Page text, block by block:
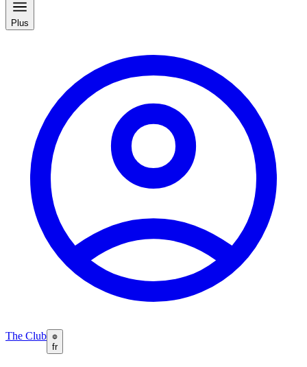
Plus
The Club
fr